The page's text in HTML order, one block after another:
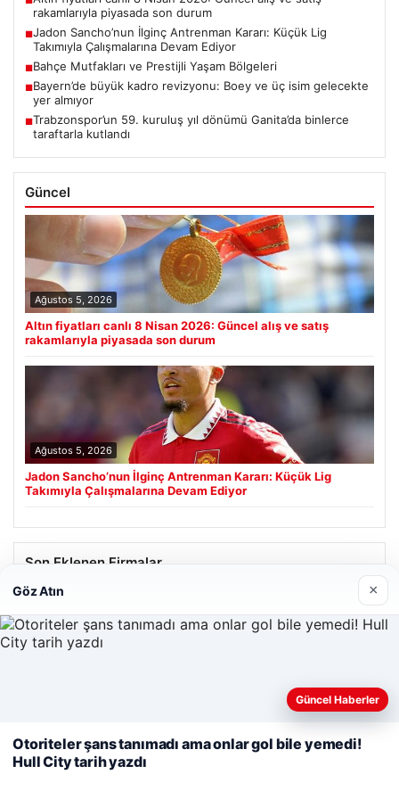
rakamlarıyla piyasada son durum
■Jadon Sancho’nun İlginç Antrenman Kararı: Küçük Lig
Takımıyla Çalışmalarına Devam Ediyor
■Bahçe Mutfakları ve Prestijli Yaşam Bölgeleri
■Bayern’de büyük kadro revizyonu: Boey ve üç isim gelecekte
yer almıyor
■Trabzonspor’un 59. kuruluş yıl dönümü Ganita’da binlerce
taraftarla kutlandı
Güncel
Ağustos 5, 2026
Altın fiyatları canlı 8 Nisan 2026: Güncel alış ve satış
rakamlarıyla piyasada son durum
Ağustos 5, 2026
Jadon Sancho’nun İlginç Antrenman Kararı: Küçük Lig
Takımıyla Çalışmalarına Devam Ediyor
Son Eklenen Firmalar
Nisan 29, 2026
© 2026 Haber Ülke
Web sitemizi nasıl kullandığınızı daha iyi anlayabilmek,
kullanıyoruz.
Çerez Politikamız
Reddet Kabul Et
Göz Atın ×
Güncel Haberler
Otoriteler şans tanımadı ama onlar gol bile yemedi!
Hull City tarih yazdı